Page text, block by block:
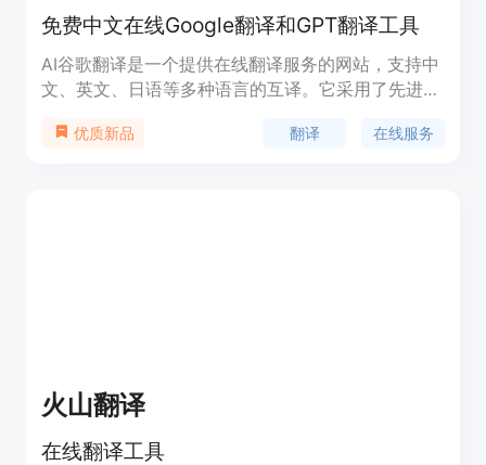
免费中文在线Google翻译和GPT翻译工具
AI谷歌翻译是一个提供在线翻译服务的网站，支持中
文、英文、日语等多种语言的互译。它采用了先进的
选择的领域进行专业翻译，确保翻译的准确性和专业
优质新品 翻译 在线服务
火山翻译
在线翻译工具